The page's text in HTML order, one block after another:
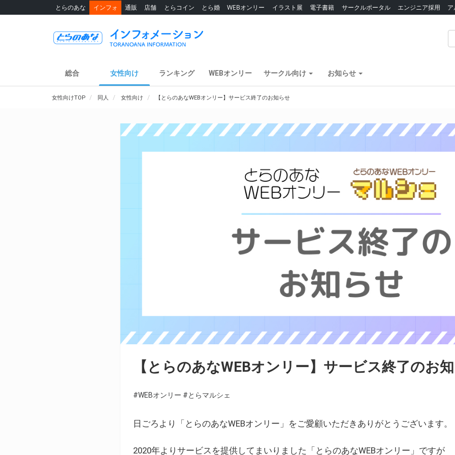
とらのあな インフォ 通販 店舗 とらコイン とら婚 WEBオンリー イラスト展 電子書籍 サークルポータル エンジニア採用
総合 女性向け ランキング WEBオンリー サークル向け お知らせ
女性向けTOP 同人 女性向け 【とらのあなWEBオンリー】サービス終了のお知らせ
【とらのあなWEBオンリー】サービス終了のお
#WEBオンリー #とらマルシェ
日ごろより「とらのあなWEBオンリー」をご愛顧いただきありがとうございます。
2020年よりサービスを提供してまいりました「とらのあなWEBオンリー」ですが